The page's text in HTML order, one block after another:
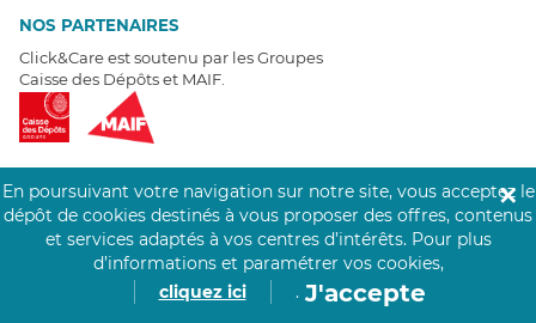
NOS PARTENAIRES
Click&Care est soutenu par les Groupes
Caisse des Dépôts et MAIF.
EXPERTS À VOTRE ÉCOUTE
Un besoin de recrutement ? Click&Care vous accompagne par
Être rappelé aujourd'hui
En poursuivant votre navigation sur notre site, vous acceptez le
dépôt de cookies destinés à vous proposer des offres, contenus
et services adaptés à vos centres d’intérêts. Pour plus
d’informations et paramétrer vos cookies,
cliquez ici
. J'accepte
✕